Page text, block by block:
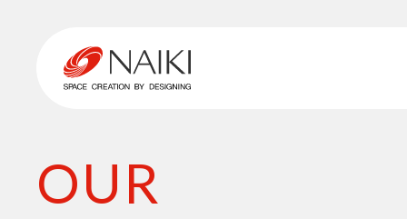
OUR